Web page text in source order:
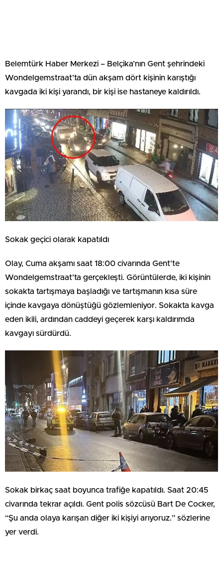
Belemtürk Haber Merkezi – Belçika’nın Gent şehrindeki
Wondelgemstraat’ta dün akşam dört kişinin karıştığı
kavgada iki kişi yarandı, bir kişi ise hastaneye kaldırıldı.
Sokak geçici olarak kapatıldı
Olay, Cuma akşamı saat 18:00 civarında Gent’te
Wondelgemstraat’ta gerçekleşti. Görüntülerde, iki kişinin
sokakta tartışmaya başladığı ve tartışmanın kısa süre
içinde kavgaya dönüştüğü gözlemleniyor. Sokakta kavga
eden ikili, ardından caddeyi geçerek karşı kaldırımda
kavgayı sürdürdü.
Sokak birkaç saat boyunca trafiğe kapatıldı. Saat 20:45
civarında tekrar açıldı. Gent polis sözcüsü Bart De Cocker,
“Şu anda olaya karışan diğer iki kişiyi arıyoruz.” sözlerine
yer verdi.